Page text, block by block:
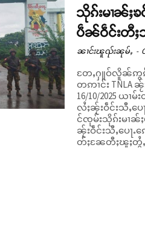
သိုၵ်းမၢၼ်ႈၶ
ပဵၼ်ဝဵင်းတီႈ
ၼၢင်းၽူၺ်းၼုမ်ႇ -
တႄႇႁူဝ်လိူၼ်ဢွၵ်ႇ
တဢၢင်း TNLA
16/10/2025 ယၢမ်းတၢမ်းၶမ်ႈ
လႆႈၼႂ်းဝဵင်းသီႇပေ
င်ၸုမ်းသိုၵ်းမၢၼ်
ၼႂ်းဝဵင်းသီႇပေႃႉၵေႃႈ ၾႆးမႆႈ